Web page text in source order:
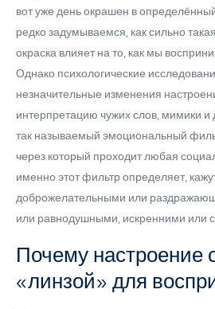
вот уже день окрашен в
редко задумываемся, как сильно
окраска влияет на то, как мы
Однако психологические
незначительные изменения
интерпретацию чужих слов, мимики и
так называемый эмоциональный
через который проходит любая
именно этот фильтр определяет,
доброжелательными или
или равнодушными, искренними или
Почему настроение
«линзой» для